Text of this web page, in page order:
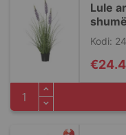
Lule
Kodi: